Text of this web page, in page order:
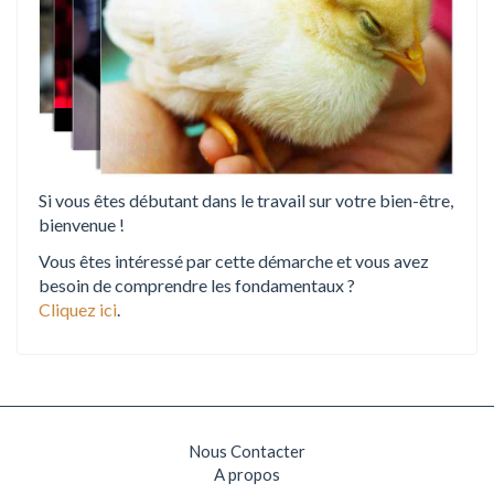
Si vous êtes débutant dans le travail sur votre bien-être,
bienvenue !
Vous êtes intéressé par cette démarche et vous avez
besoin de comprendre les fondamentaux ?
Cliquez ici
Nous Contacter
A propos